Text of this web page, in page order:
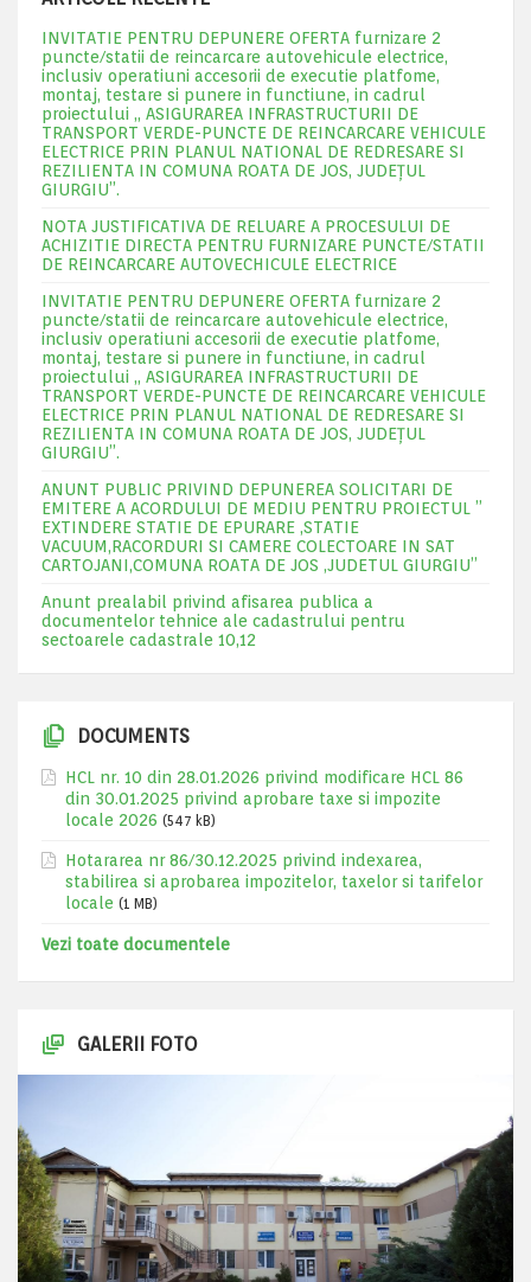
INVITATIE PENTRU DEPUNERE OFERTA furnizare 2
puncte/statii de reincarcare autovehicule electrice,
inclusiv operatiuni accesorii de executie platfome,
montaj, testare si punere in functiune, in cadrul
proiectului „ ASIGURAREA INFRASTRUCTURII DE
TRANSPORT VERDE-PUNCTE DE REINCARCARE VEHICULE
ELECTRICE PRIN PLANUL NATIONAL DE REDRESARE SI
REZILIENTA IN COMUNA ROATA DE JOS, JUDEŢUL
GIURGIU”.
NOTA JUSTIFICATIVA DE RELUARE A PROCESULUI DE
ACHIZITIE DIRECTA PENTRU FURNIZARE PUNCTE/STATII
DE REINCARCARE AUTOVECHICULE ELECTRICE
INVITATIE PENTRU DEPUNERE OFERTA furnizare 2
puncte/statii de reincarcare autovehicule electrice,
inclusiv operatiuni accesorii de executie platfome,
montaj, testare si punere in functiune, in cadrul
proiectului „ ASIGURAREA INFRASTRUCTURII DE
TRANSPORT VERDE-PUNCTE DE REINCARCARE VEHICULE
ELECTRICE PRIN PLANUL NATIONAL DE REDRESARE SI
REZILIENTA IN COMUNA ROATA DE JOS, JUDEŢUL
GIURGIU”.
ANUNT PUBLIC PRIVIND DEPUNEREA SOLICITARI DE
EMITERE A ACORDULUI DE MEDIU PENTRU PROIECTUL ”
EXTINDERE STATIE DE EPURARE ,STATIE
VACUUM,RACORDURI SI CAMERE COLECTOARE IN SAT
CARTOJANI,COMUNA ROATA DE JOS ,JUDETUL GIURGIU”
Anunt prealabil privind afisarea publica a
documentelor tehnice ale cadastrului pentru
sectoarele cadastrale 10,12
DOCUMENTS
HCL nr. 10 din 28.01.2026 privind modificare HCL 86
din 30.01.2025 privind aprobare taxe si impozite
locale 2026 (547 kB)
Hotararea nr 86/30.12.2025 privind indexarea,
stabilirea si aprobarea impozitelor, taxelor si tarifelor
locale (1 MB)
Vezi toate documentele
GALERII FOTO